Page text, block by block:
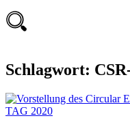
Schlagwort: